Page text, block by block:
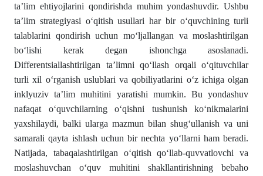
ta’lim ehtiyojlarini qondirishda muhim yondashuvdir. Ushbu
ta’lim strategiyasi oʻqitish usullari har bir oʻquvchining turli
talablarini qondirish uchun moʻljallangan va moslashtirilgan
boʻlishi kerak degan ishonchga asoslanadi.
Differentsiallashtirilgan ta’limni qoʻllash orqali oʻqituvchilar
turli xil oʻrganish uslublari va qobiliyatlarini oʻz ichiga olgan
inklyuziv ta’lim muhitini yaratishi mumkin. Bu yondashuv
nafaqat oʻquvchilarning oʻqishni tushunish koʻnikmalarini
yaxshilaydi, balki ularga mazmun bilan shugʻullanish va uni
samarali qayta ishlash uchun bir nechta yoʻllarni ham beradi.
Natijada, tabaqalashtirilgan oʻqitish qoʻllab-quvvatlovchi va
moslashuvchan oʻquv muhitini shakllantirishning bebaho